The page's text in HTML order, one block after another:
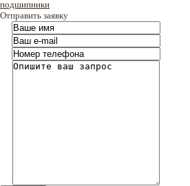
подшипники
Отправить заявку